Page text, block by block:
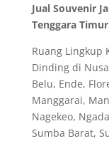
Jual Souvenir
Tenggara Timur
Ruang Lingkup
Dinding di
Belu, Ende,
Manggarai,
Nagekeo,
Sumba Barat,